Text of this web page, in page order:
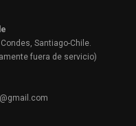
Santiago-Chile.
fuera de servicio)